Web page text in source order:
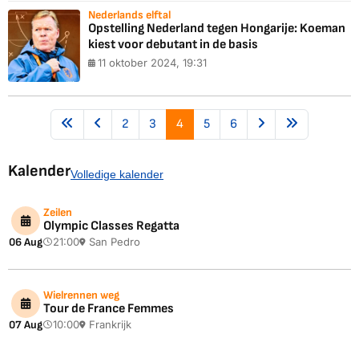
Nederlands elftal
Opstelling Nederland tegen Hongarije: Koeman
kiest voor debutant in de basis
11 oktober 2024, 19:31
2 3 4 5 6
KalenderVolledige kalender
06 Aug
Zeilen
Olympic Classes Regatta
21:00 San Pedro
07 Aug
Wielrennen weg
Tour de France Femmes
10:00 Frankrijk